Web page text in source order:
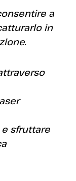
a
in
sfruttare